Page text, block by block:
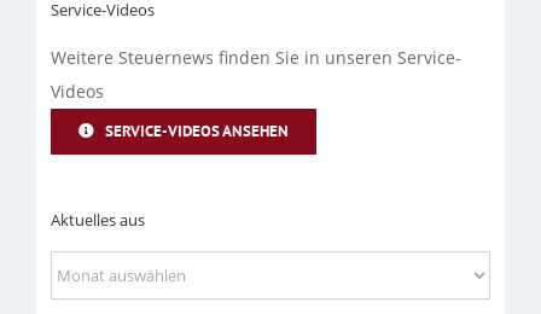
Service-Videos
Weitere Steuernews finden Sie in unseren Service-
Videos
SERVICE-VIDEOS ANSEHEN
Aktuelles aus
Aktuelles
aus